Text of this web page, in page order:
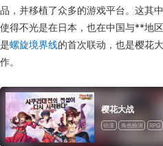
品，并移植了众多的游戏平台。这其
使得不光是在日本，也在中国与**地
是螺旋境界线的首次联动，也是樱花
作。
樱花大战
动漫 角色扮演 RPG